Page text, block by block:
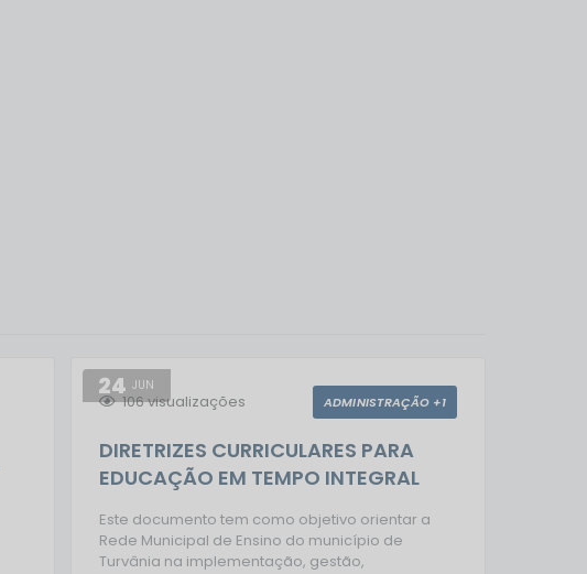
DIRETRIZES CURRICULARES PARA
EDUCAÇÃO EM TEMPO INTEGRAL
24 JUN
ADMINISTRAÇÃO +1
106visualizações
Este documento tem como objetivo orientar a
Rede Municipal de Ensino do município de
Turvânia na implementação, gestão,